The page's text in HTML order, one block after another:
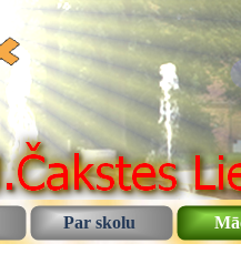
Par skolu